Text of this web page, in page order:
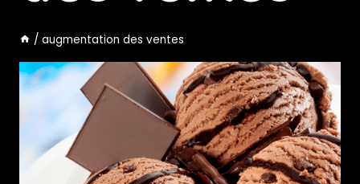
/ augmentation des ventes